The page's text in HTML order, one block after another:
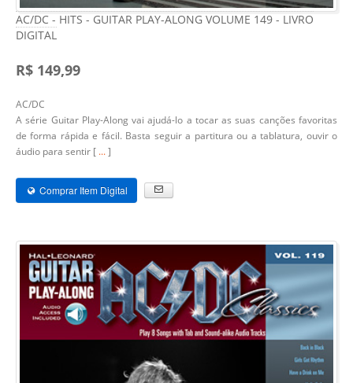
AC/DC - HITS - GUITAR PLAY-ALONG VOLUME 149 - LIVRO
DIGITAL
R$ 149,99
AC/DC
A série Guitar Play-Along vai ajudá-lo a tocar as suas canções favoritas
de forma rápida e fácil. Basta seguir a partitura ou a tablatura, ouvir o
áudio para sentir [ ...]
Comprar Item Digital